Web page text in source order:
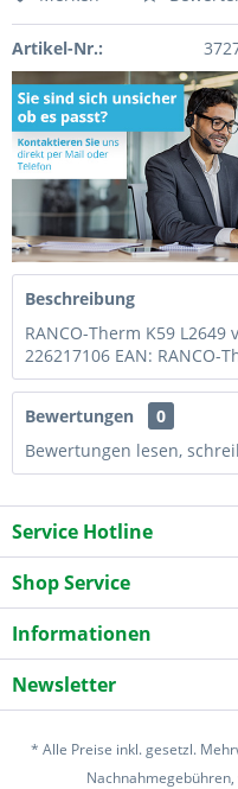
Artikel-Nr.:
Beschreibung
RANCO-Therm K59 L2649
226217106 EAN: RANCO-
Bewertungen
0
Bewertungen lesen,
Service Hotline
Shop Service
Informationen
Newsletter
* Alle Preise inkl. gesetzl.